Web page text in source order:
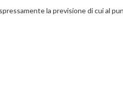
la previsione di cui al